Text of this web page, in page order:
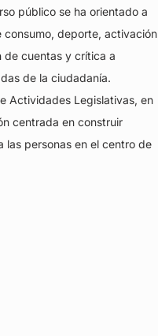
público se ha orientado a
deporte, activación
de cuentas y crítica a
de la ciudadanía.
Actividades Legislativas, en
centrada en construir
las personas en el centro de